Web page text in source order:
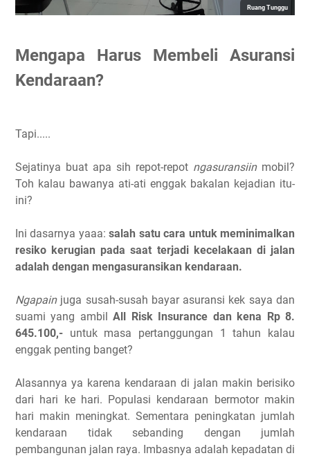
Ruang Tunggu
Mengapa Harus Membeli Asuransi
Kendaraan?
Tapi.....
Sejatinya buat apa sih repot-repot ngasuransiinmobil?
Toh kalau bawanya ati-ati enggak bakalan kejadian itu-
ini?
Ini dasarnya yaaa:salah satu cara untuk meminimalkan
resiko kerugian pada saat terjadi kecelakaan di jalan
adalah dengan mengasuransikan kendaraan.
Ngapainjuga susah-susah bayar asuransi kek saya dan
suami yang ambilAll Risk Insurance dan kena Rp 8.
645.100,- untuk masa pertanggungan 1 tahun kalau
enggak penting banget?
Alasannya ya karena kendaraan di jalan makin berisiko
dari hari ke hari. Populasi kendaraan bermotor makin
hari makin meningkat. Sementara peningkatan jumlah
kendaraan tidak sebanding dengan jumlah
pembangunan jalan raya. Imbasnya adalah kepadatan di